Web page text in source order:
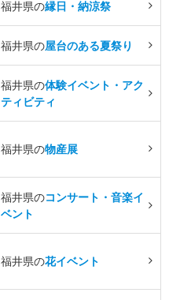
福井県の縁日・納涼祭
福井県の屋台のある夏祭り
福井県の体験イベント・アク
ティビティ
福井県の物産展
福井県のコンサート・音楽イ
ベント
福井県の花イベント